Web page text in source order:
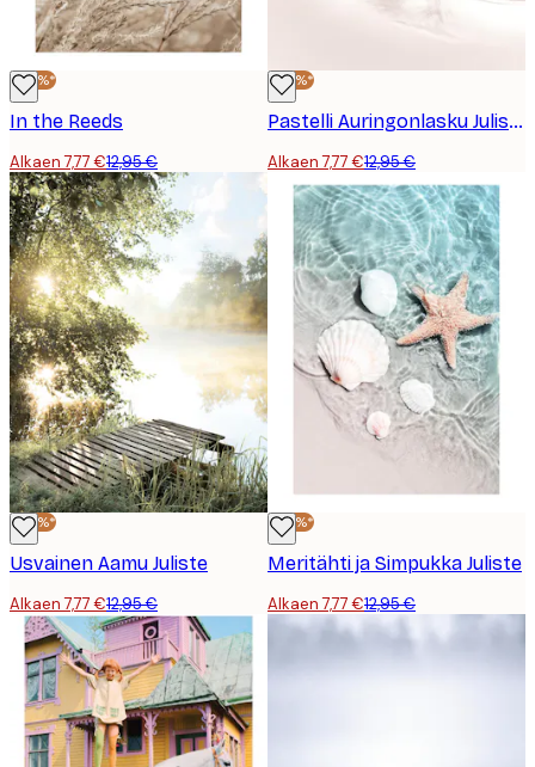
-40%*
In the Reeds
Alkaen 7,77 €12,95 €
-40%*
Pastelli Auringonlasku Juliste
Alkaen 7,77 €12,95 €
-40%*
Usvainen Aamu Juliste
Alkaen 7,77 €12,95 €
-40%*
Meritähti ja Simpukka Juliste
Alkaen 7,77 €12,95 €